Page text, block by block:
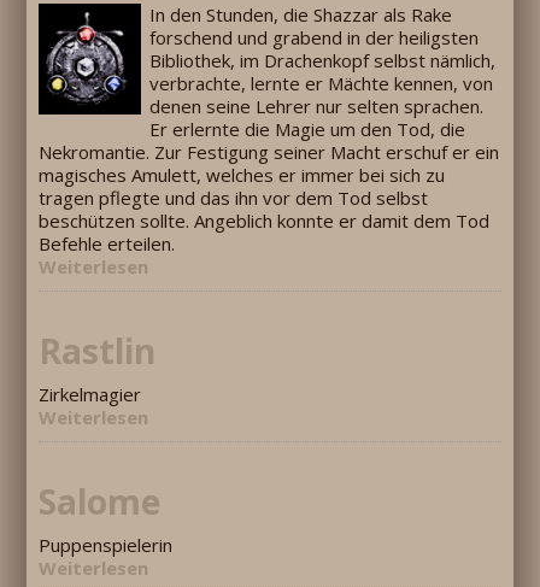
In den Stunden, die Shazzar als Rake
forschend und grabend in der heiligsten
Bibliothek, im Drachenkopf selbst nämlich,
verbrachte, lernte er Mächte kennen, von
denen seine Lehrer nur selten sprachen.
Er erlernte die Magie um den Tod, die
Nekromantie. Zur Festigung seiner Macht erschuf er ein
magisches Amulett, welches er immer bei sich zu
tragen pflegte und das ihn vor dem Tod selbst
beschützen sollte. Angeblich konnte er damit dem Tod
Befehle erteilen.
Weiterlesen
Rastlin
Zirkelmagier
Weiterlesen
Salome
Puppenspielerin
Weiterlesen